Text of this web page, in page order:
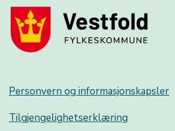
Personvern og informasjonskapsler
Tilgjengelighetserklæring